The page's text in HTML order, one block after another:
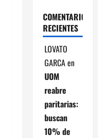
COMENTARIOS
RECIENTES
LOVATO
GARCAen
UOM
reabre
paritarias:
buscan
10% de